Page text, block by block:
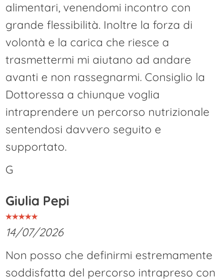
alimentari, venendomi incontro con
grande flessibilità. Inoltre la forza di
volontà e la carica che riesce a
trasmettermi mi aiutano ad andare
avanti e non rassegnarmi. Consiglio la
Dottoressa a chiunque voglia
intraprendere un percorso nutrizionale
sentendosi davvero seguito e
supportato.
G
Giulia Pepi
14/07/2026
Non posso che definirmi estremamente
soddisfatta del percorso intrapreso con